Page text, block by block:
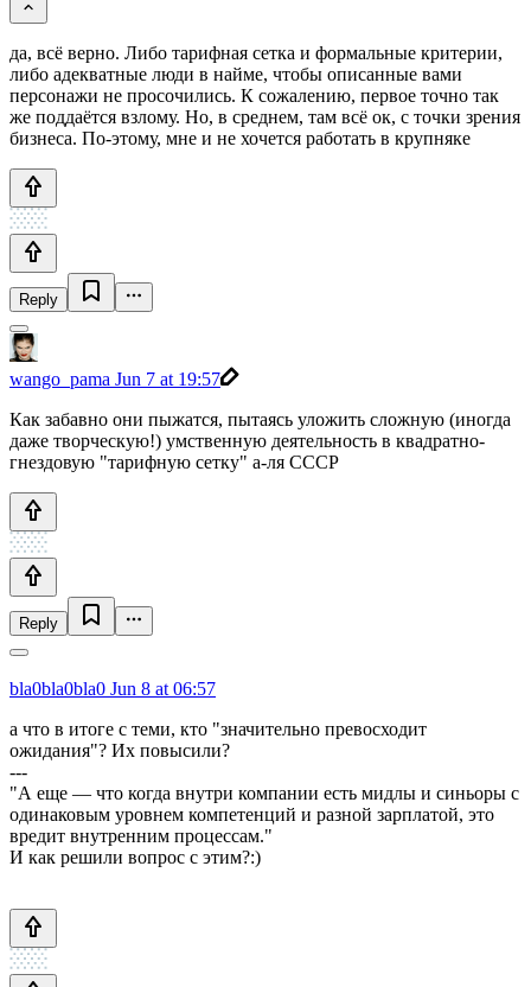
да, всё верно. Либо тарифная сетка и формальные критерии,
либо адекватные люди в найме, чтобы описанные вами
персонажи не просочились. К сожалению, первое точно так
же поддаётся взлому. Но, в среднем, там всё ок, с точки зрения
бизнеса. По-этому, мне и не хочется работать в крупняке
Reply
wango_pama Jun 7 at 19:57
Как забавно они пыжатся, пытаясь уложить сложную (иногда
даже творческую!) умственную деятельность в квадратно-
гнездовую "тарифную сетку" а-ля СССР
Reply
bla0bla0bla0 Jun 8 at 06:57
а что в итоге с теми, кто "значительно превосходит
ожидания"? Их повысили?
---
"А еще — что когда внутри компании есть мидлы и синьоры с
одинаковым уровнем компетенций и разной зарплатой, это
вредит внутренним процессам."
И как решили вопрос с этим?:)